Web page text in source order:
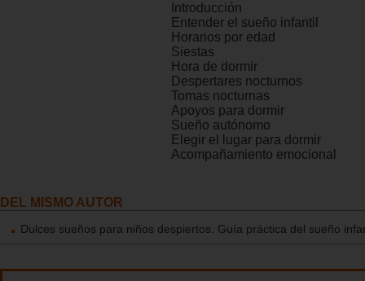
Introducción
Entender el sueño infantil
Horarios por edad
Siestas
Hora de dormir
Despertares nocturnos
Tomas nocturnas
Apoyos para dormir
Sueño autónomo
Elegir el lugar para dormir
Acompañamiento emocional
DEL MISMO AUTOR
Dulces sueños para niños despiertos. Guía práctica del sueño